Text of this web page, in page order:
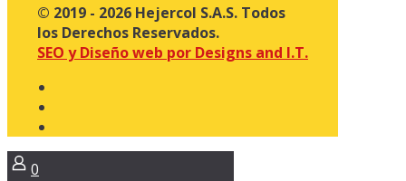
© 2019 - 2026 Hejercol S.A.S. Todos
los Derechos Reservados.
SEO y Diseño web por Designs and I.T.
0